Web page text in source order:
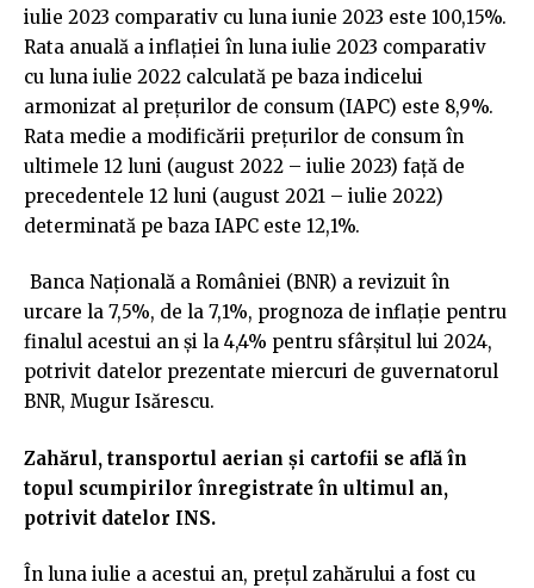
iulie 2023 comparativ cu luna iunie 2023 este 100,15%.
Rata anuală a inflaţiei în luna iulie 2023 comparativ
cu luna iulie 2022 calculată pe baza indicelui
armonizat al preţurilor de consum (IAPC) este 8,9%.
Rata medie a modificării preţurilor de consum în
ultimele 12 luni (august 2022 – iulie 2023) faţă de
precedentele 12 luni (august 2021 – iulie 2022)
determinată pe baza IAPC este 12,1%.
Banca Naţională a României (BNR) a revizuit în
urcare la 7,5%, de la 7,1%, prognoza de inflaţie pentru
finalul acestui an şi la 4,4% pentru sfârşitul lui 2024,
potrivit datelor prezentate miercuri de guvernatorul
BNR, Mugur Isărescu.
Zahărul, transportul aerian şi cartofii se află în
topul scumpirilor înregistrate în ultimul an,
potrivit datelor INS.
În luna iulie a acestui an, preţul zahărului a fost cu